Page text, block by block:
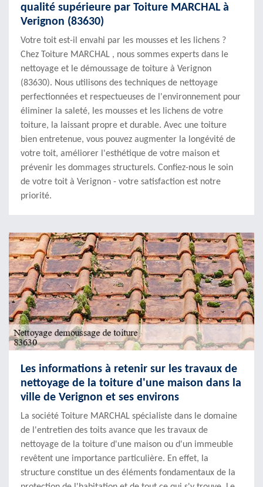
qualité supérieure par Toiture MARCHAL à
Verignon (83630)
Votre toit est-il envahi par les mousses et les lichens ?
Chez Toiture MARCHAL , nous sommes experts dans le
nettoyage et le démoussage de toiture à Verignon
(83630). Nous utilisons des techniques de nettoyage
perfectionnées et respectueuses de l'environnement pour
éliminer la saleté, les mousses et les lichens de votre
toiture, la laissant propre et durable. Avec une toiture
bien entretenue, vous pouvez augmenter la longévité de
votre toit, améliorer l'esthétique de votre maison et
prévenir les dommages structurels. Confiez-nous le soin
de votre toit à Verignon - votre satisfaction est notre
priorité.
Les informations à retenir sur les travaux de
nettoyage de la toiture d'une maison dans la
ville de Verignon et ses environs
La société Toiture MARCHAL spécialiste dans le domaine
de l'entretien des toits avance que les travaux de
nettoyage de la toiture d'une maison ou d'un immeuble
revêtent une importance particulière. En effet, la
structure constitue un des éléments fondamentaux de la